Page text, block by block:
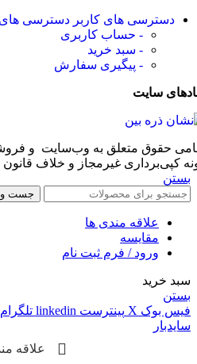
دسترسی های کاربر دسترسی های
- حساب کاربری
- سبد خرید
- پیگیری سفارش
سایت
حقوق متعلق به وب‌سایت و
کپی‌برداری غیرمجاز و خلاف
بستن
جست و
علاقه مندی ها
مقایسه
ورود / فرم ثبت نام
سبد خرید
بستن
فیس بوک X پینترست linkedin تلگرام
سایدبار
علاقه